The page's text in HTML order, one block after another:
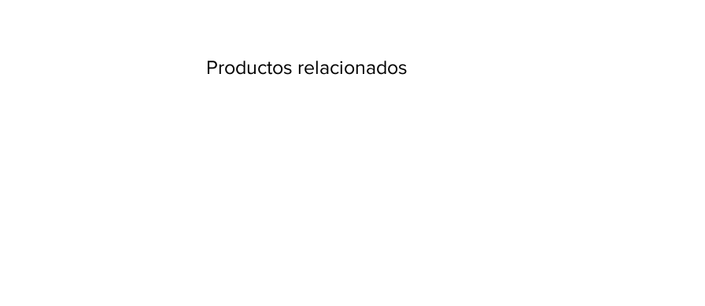
Productos relacionados